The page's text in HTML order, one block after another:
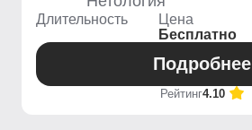
Длительность
Цена
Бесплатно
Подробнее
Рейтинг4.10